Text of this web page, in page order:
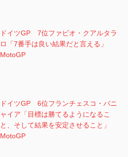
ドイツGP 7位ファビオ・クアルタラ
ロ「7番手は良い結果だと言える」
MotoGP
ドイツGP 6位フランチェスコ・バニ
ャイア「目標は勝てるようになるこ
と、そして結果を安定させること」
MotoGP